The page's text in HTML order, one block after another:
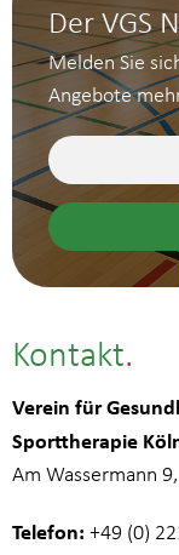
Der VGS
Melden Sie
Angebote
Kontakt
Verein für
Sporttherapie
Am Wassermann
Telefon: +49 (0)